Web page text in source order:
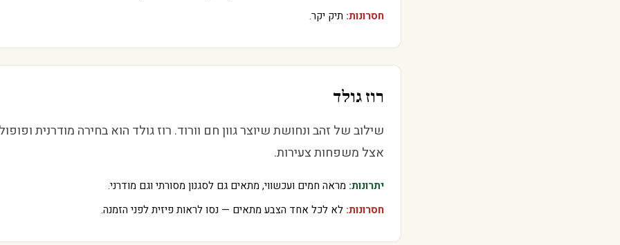
חסרונות: תיק יקר.
רוז גולד
שילוב של זהב ונחושת שיוצר גוון חם וורוד. רוז גולד הוא בחירה מודרנית
אצל משפחות צעירות.
יתרונות: מראה חמים ועכשווי, מתאים גם לסגנון מסורתי וגם מודרני.
חסרונות: לא לכל אחד הצבע מתאים — נסו לראות פיזית לפני הזמנה.